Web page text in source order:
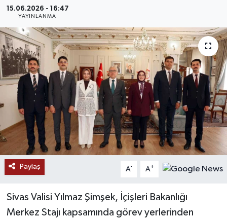
15.06.2026 - 16:47
YAYINLANMA
Paylaş A- A+
Sivas Valisi Yılmaz Şimşek, İçişleri Bakanlığı
Merkez Stajı kapsamında görev yerlerinden
MAGAZİN
ÖZEL HABER
RESMİ İLANLAR
SAĞLIK
SİYASET
SOSYAL YARDIMLAR
SPONSORLU YAZI
SPOR